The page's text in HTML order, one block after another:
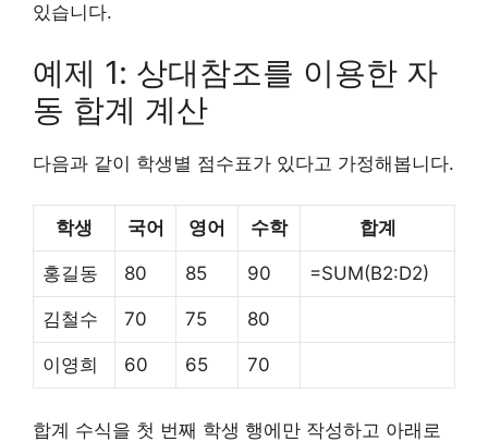
있습니다.
예제 1: 상대참조를 이용한 자
동 합계 계산
다음과 같이 학생별 점수표가 있다고 가정해봅니다.
학생 국어 영어 수학 합계
홍길동 80 85 90 =SUM(B2:D2)
김철수 70 75 80
이영희 60 65 70
합계 수식을 첫 번째 학생 행에만 작성하고 아래로